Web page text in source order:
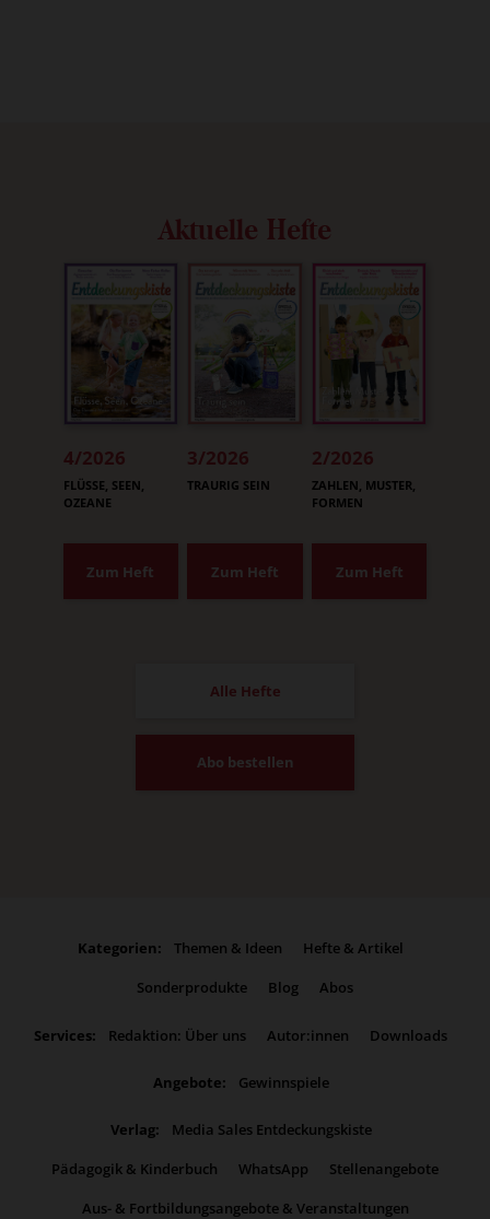
Aktuelle Hefte
4/2026
:
FLÜSSE, SEEN,
OZEANE
Zum Heft
3/2026
:
TRAURIG SEIN
Zum Heft
2/2026
:
ZAHLEN, MUSTER,
FORMEN
Zum Heft
Alle Hefte
Abo bestellen
Kategorien: Themen & Ideen
Hefte & Artikel
Sonderprodukte
Blog Abos
Services: Redaktion: Über uns Autor:innen Downloads
Angebote: Gewinnspiele
Verlag:
Media Sales Entdeckungskiste
Pädagogik & Kinderbuch
WhatsApp
Stellenangebote
Aus- & Fortbildungsangebote & Veranstaltungen